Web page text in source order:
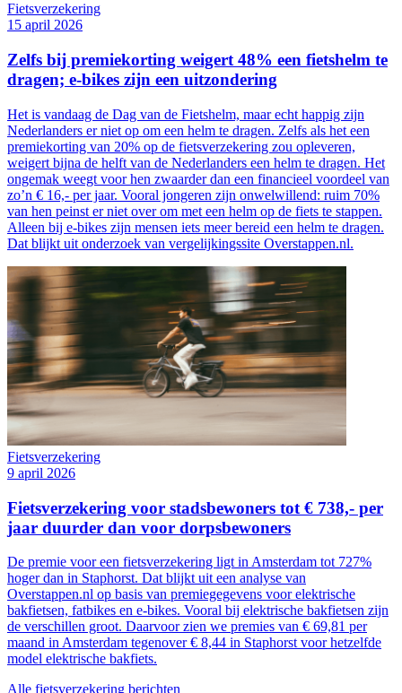
Fietsverzekering
15 april 2026
Zelfs bij premiekorting weigert 48% een fietshelm te
dragen; e-bikes zijn een uitzondering
Het is vandaag de Dag van de Fietshelm, maar echt happig zijn
Nederlanders er niet op om een helm te dragen. Zelfs als het een
premiekorting van 20% op de fietsverzekering zou opleveren,
weigert bijna de helft van de Nederlanders een helm te dragen. Het
ongemak weegt voor hen zwaarder dan een financieel voordeel van
zo’n € 16,- per jaar. Vooral jongeren zijn onwelwillend: ruim 70%
van hen peinst er niet over om met een helm op de fiets te stappen.
Alleen bij e-bikes zijn mensen iets meer bereid een helm te dragen.
Dat blijkt uit onderzoek van vergelijkingssite Overstappen.nl.
Fietsverzekering
9 april 2026
Fietsverzekering voor stadsbewoners tot € 738,- per
jaar duurder dan voor dorpsbewoners
De premie voor een fietsverzekering ligt in Amsterdam tot 727%
hoger dan in Staphorst. Dat blijkt uit een analyse van
Overstappen.nl op basis van premiegegevens voor elektrische
bakfietsen, fatbikes en e-bikes. Vooral bij elektrische bakfietsen zijn
de verschillen groot. Daarvoor zien we premies van € 69,81 per
maand in Amsterdam tegenover € 8,44 in Staphorst voor hetzelfde
model elektrische bakfiets.
Alle fietsverzekering berichten